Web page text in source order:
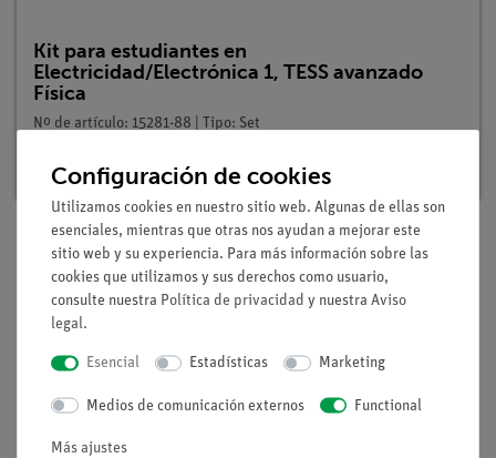
Kit para estudiantes en
Electricidad/Electrónica 1, TESS avanzado
Física
Nº de artículo: 15281-88 | Tipo: Set
Plazo de entrega: En stock
Volumen de suministro
Configuración de cookies
Utilizamos cookies en nuestro sitio web. Algunas de ellas son
esenciales, mientras que otras nos ayudan a mejorar este
sitio web y su experiencia. Para más información sobre las
cookies que utilizamos y sus derechos como usuario,
consulte nuestra Política de privacidad y nuestra Aviso
legal.
Esencial Estadísticas Marketing
Medios de comunicación externos Functional
Más ajustes